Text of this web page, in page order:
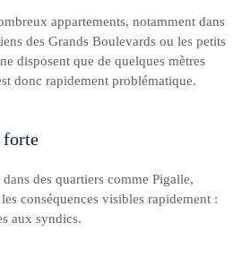
appartements, notamment dans
des Grands Boulevards ou les petits
disposent que de quelques mètres
donc rapidement problématique.
forte
des quartiers comme Pigalle,
conséquences visibles rapidement :
aux syndics.